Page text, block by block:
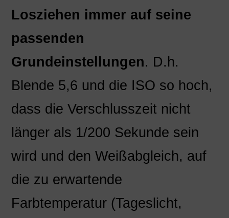
Losziehen immer auf seine
passenden
Grundeinstellungen. D.h.
Blende 5,6 und die ISO so hoch,
dass die Verschlusszeit nicht
länger als 1/200 Sekunde sein
wird und den Weißabgleich, auf
die zu erwartende
Farbtemperatur (Tageslicht,